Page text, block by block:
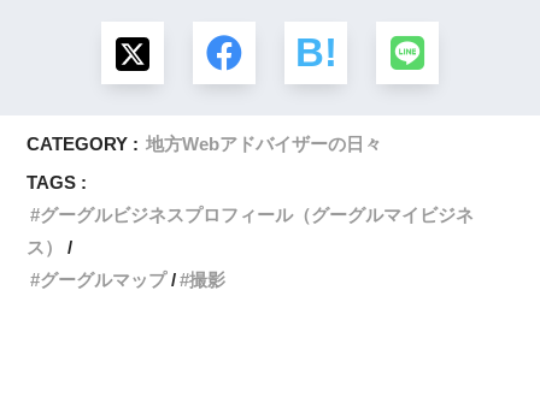
CATEGORY : 地方Webアドバイザーの日々
TAGS :
グーグルビジネスプロフィール（グーグルマイビジネ
ス）
グーグルマップ
撮影